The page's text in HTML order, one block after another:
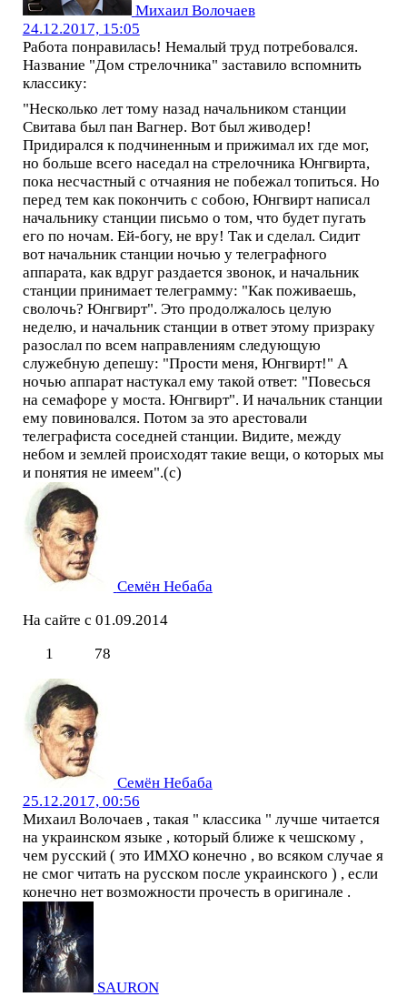
Михаил Волочаев
24.12.2017, 15:05
Работа понравилась! Немалый труд потребовался.
Название "Дом стрелочника" заставило вспомнить
классику:
"Несколько лет тому назад начальником станции
Свитава был пан Вагнер. Вот был живодер!
Придирался к подчиненным и прижимал их где мог,
но больше всего наседал на стрелочника Юнгвирта,
пока несчастный с отчаяния не побежал топиться. Но
перед тем как покончить с собою, Юнгвирт написал
начальнику станции письмо о том, что будет пугать
его по ночам. Ей-богу, не вру! Так и сделал. Сидит
вот начальник станции ночью у телеграфного
аппарата, как вдруг раздается звонок, и начальник
станции принимает телеграмму: "Как поживаешь,
сволочь? Юнгвирт". Это продолжалось целую
неделю, и начальник станции в ответ этому призраку
разослал по всем направлениям следующую
служебную депешу: "Прости меня, Юнгвирт!" А
ночью аппарат настукал ему такой ответ: "Повесься
на семафоре у моста. Юнгвирт". И начальник станции
ему повиновался. Потом за это арестовали
телеграфиста соседней станции. Видите, между
небом и землей происходят такие вещи, о которых мы
и понятия не имеем".(с)
Семён Небаба
На сайте с 01.09.2014
1
78
Семён Небаба
25.12.2017, 00:56
Михаил Волочаев , такая " классика " лучше читается
на украинском языке , который ближе к чешскому ,
чем русский ( это ИМХО конечно , во всяком случае я
не смог читать на русском после украинского ) , если
конечно нет возможности прочесть в оригинале .
SAURON